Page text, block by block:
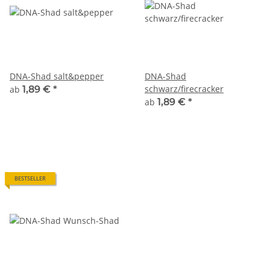
DNA-Shad salt&pepper
ab 1,89 € *
DNA-Shad
schwarz/firecracker
ab 1,89 € *
BESTSELLER